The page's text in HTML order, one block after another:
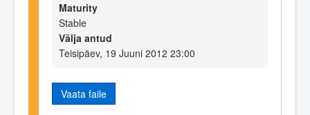
Maturity
Stable
Välja antud
Teisipäev, 19 Juuni 2012 23:00
Vaata faile